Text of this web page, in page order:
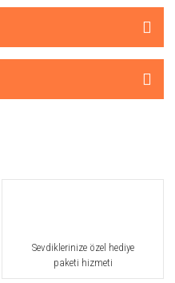
Sevdiklerinize özel hediye
paketi hizmeti